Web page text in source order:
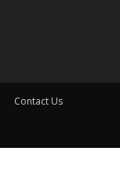
Contact Us